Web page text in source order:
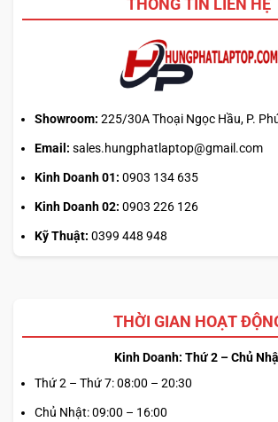
TỔNG KẾT
Có thể nói HP Envy 13 – 2021 là chiếc
hơn nhiều so với Dell XPS 13 và Apple
hiệu năng tương đối ổn, lại kèm theo
lượng pin tốt hơn. HP Envy 13. Bù lại
chọn GPU rời.
THÔNG TIN LIÊN HỆ
Showroom: 225/30A Thoại Ngọc Hầu, P.
Email: sales.hungphatlaptop@gmail.com
Kinh Doanh 01: 0903 134 635
Kinh Doanh 02: 0903 226 126
Kỹ Thuật: 0399 448 948
THỜI GIAN HOẠT
Kinh Doanh: Thứ 2 – Chủ
Thứ 2 – Thứ 7: 08:00 – 20:30
Chủ Nhật: 09:00 – 16:00